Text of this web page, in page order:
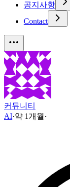
공지사항
Contact
커뮤니티
AI·약 1개월·